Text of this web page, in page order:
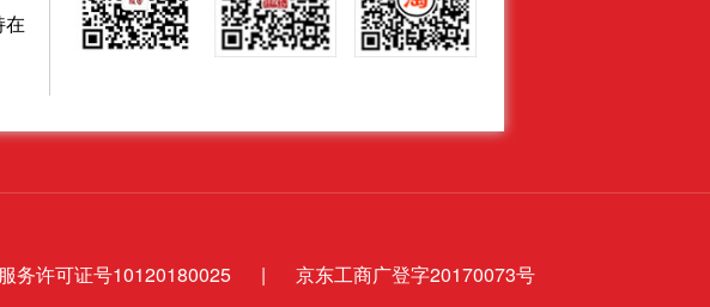
务许可证号10120180025 |
京东工商广登字20170073号